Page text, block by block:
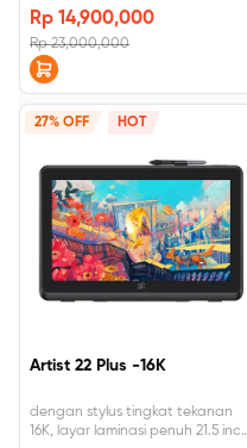
Rp 14,900,000
Rp 23,000,000
27% OFF HOT
Artist 22 Plus -16K
dengan stylus tingkat tekanan
16K, layar laminasi penuh 21.5 inci,